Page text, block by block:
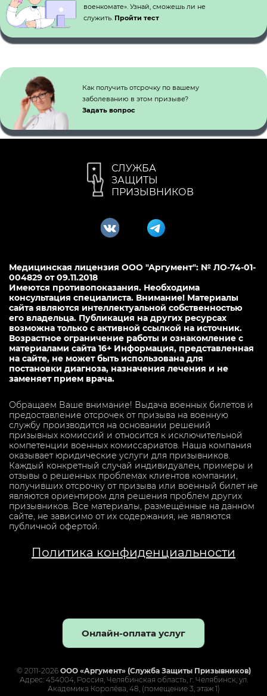
военкомате». Узнай, сможешь ли не
служить. Пройти тест
Как получить отсрочку по вашему
заболеванию в этом призыве?
Задать вопрос
СЛУЖБА
ЗАЩИТЫ
ПРИЗЫВНИКОВ
Медицинская лицензия ООО "Аргумент": № ЛО-74-01-
004829 от 09.11.2018
Имеются противопоказания. Необходима
консультация специалиста. Внимание! Материалы
сайта являются интеллектуальной собственностью
его владельца. Публикация на других ресурсах
возможна только с активной ссылкой на источник.
Возрастное ограничение работы и ознакомление с
материалами сайта 16+ Информация, представленная
на сайте, не может быть использована для
постановки диагноза, назначения лечения и не
заменяет прием врача.
Обращаем Ваше внимание! Выдача военных билетов и
предоставление отсрочек от призыва на военную
службу производится на основании решений
призывных комиссий и относится к исключительной
компетенции военных комиссариатов. Наша компания
оказывает юридические услуги для призывников.
Каждый конкретный случай индивидуален, примеры и
отзывы о решенных проблемах клиентов компании,
получивших отсрочку от призыва или военный билет не
являются ориентиром для решения проблем других
призывников. Все материалы, размещённые на данном
сайте, не зависимо от их содержания, не являются
публичной офертой.
Политика конфиденциальности
© 2011-2026 ООО «Аргумент» (Служба Защиты Призывников)
Адрес: 454004, Россия, Челябинская область, г. Челябинск, ул.
Академика Королёва, 48, (помещение 3, этаж 1)
Онлайн-оплата услуг